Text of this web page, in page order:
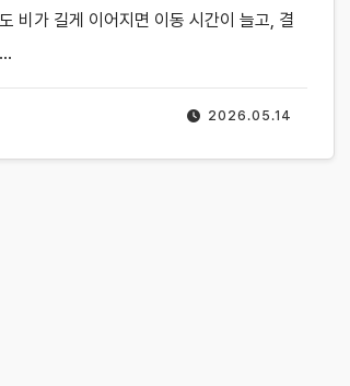
2026.05.14
비가 길게 이어지면 이동 시간이 늘고, 결